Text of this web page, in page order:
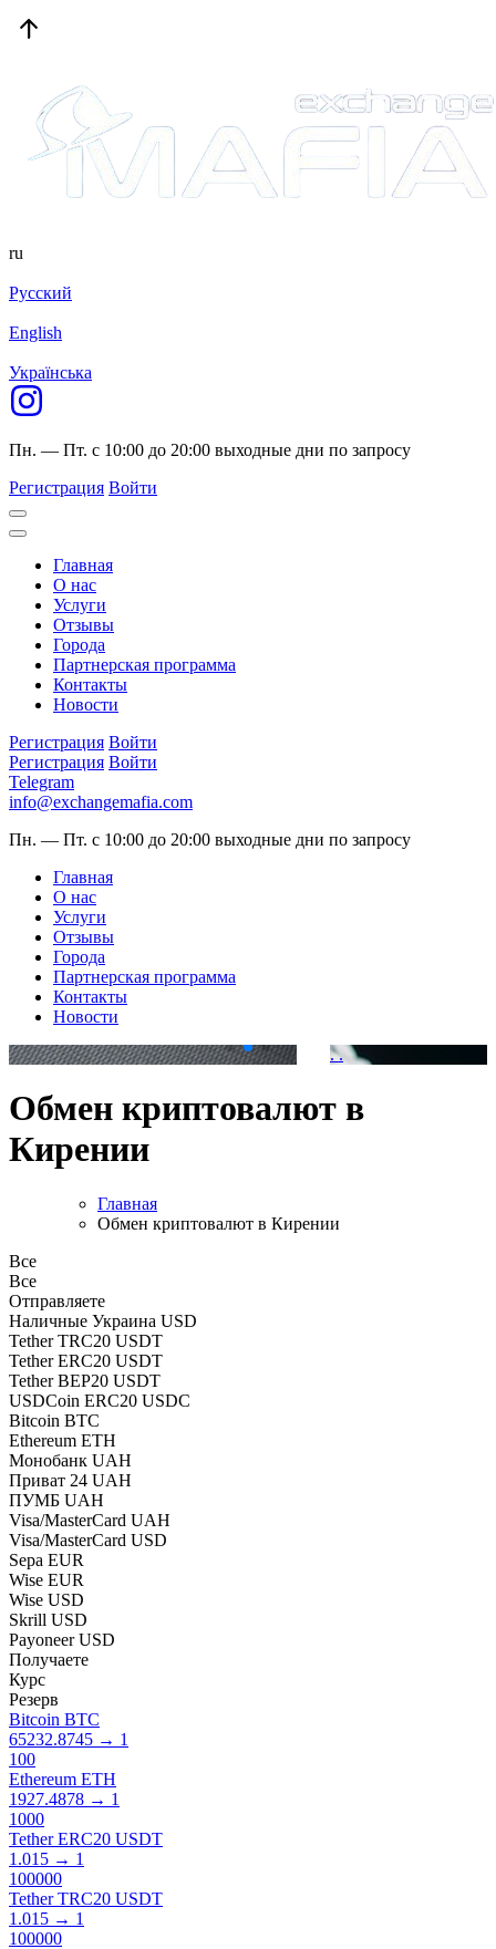
ru
Русский
English
Українська
Пн. — Пт. с 10:00 до 20:00 выходные дни по запросу
Регистрация Войти
Главная
О нас
Услуги
Отзывы
Города
Партнерская программа
Контакты
Новости
Регистрация Войти
Регистрация Войти
Telegram
info@exchangemafia.com
Пн. — Пт. с 10:00 до 20:00 выходные дни по запросу
Главная
О нас
Услуги
Отзывы
Города
Партнерская программа
Контакты
Новости
. .
Обмен криптовалют в
Кирении
Главная
Обмен криптовалют в Кирении
Все
Все
Отправляете
Наличные Украина USD
Tether TRC20 USDT
Tether ERC20 USDT
Tether BEP20 USDT
USDCoin ERC20 USDC
Bitcoin BTC
Ethereum ETH
Монобанк UAH
Приват 24 UAH
ПУМБ UAH
Visa/MasterCard UAH
Visa/MasterCard USD
Sepa EUR
Wise EUR
Wise USD
Skrill USD
Payoneer USD
Получаете
Курс
Резерв
Bitcoin BTC
65232.8745 → 1
100
Ethereum ETH
1927.4878 → 1
1000
Tether ERC20 USDT
1.015 → 1
100000
Tether TRC20 USDT
1.015 → 1
100000